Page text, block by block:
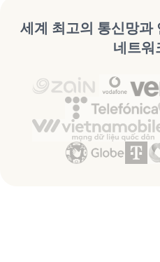
세계 최고의 통신망과
네트워